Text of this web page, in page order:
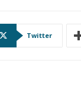
Twitter